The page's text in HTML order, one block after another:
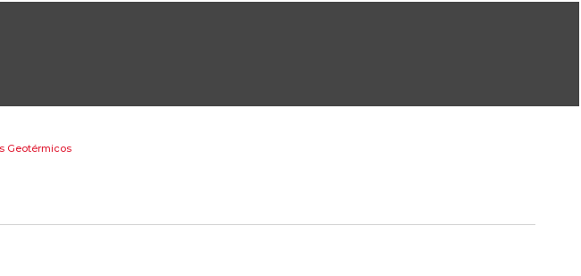
Geotérmicos